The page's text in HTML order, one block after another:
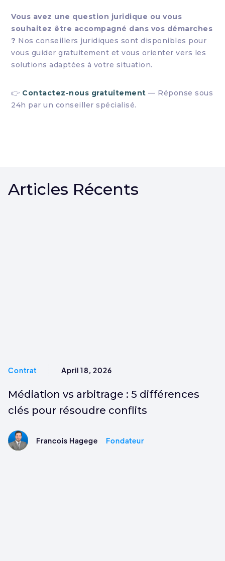
Vous avez une question juridique ou vous
souhaitez être accompagné dans vos démarches
? Nos conseillers juridiques sont disponibles pour
vous guider gratuitement et vous orienter vers les
solutions adaptées à votre situation.
👉 Contactez-nous gratuitement — Réponse sous
24h par un conseiller spécialisé.
Articles Récents
Contrat April 18, 2026
Médiation vs arbitrage : 5 différences
clés pour résoudre conflits
Francois Hagege Fondateur